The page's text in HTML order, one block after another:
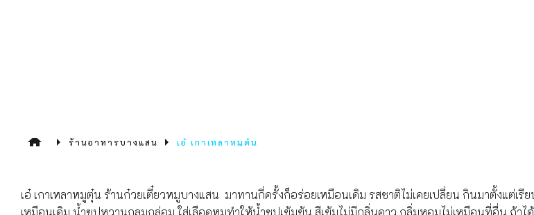
ร้านอาหารบางแสน เอ๋ เกาเหลาหมูตุ๋น
เอ๋ เกาเหลาหมูตุ๋น ร้านก๋วยเตี๋ยวหมูบางแสน มาทานกี่ครั้งก็อร่อยเหมือนเดิม รสชาติไม่เคยเปลี่ยน กินมาตั้งแต่เรี
เหมือนเดิม น้ำซุปหวานกลมกล่อม ใส่เลือดหมูทำให้น้ำซุปเข้มข้น สีเข้มไม่มีกลิ่นคาว กลิ่มหอมไม่เหมือนที่อื่น ถ้าไ